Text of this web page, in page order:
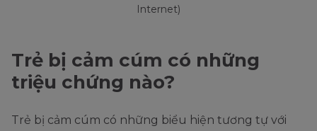
Internet)
Trẻ bị cảm cúm có những
triệu chứng nào?
Trẻ bị cảm cúm có những biểu hiện tương tự với